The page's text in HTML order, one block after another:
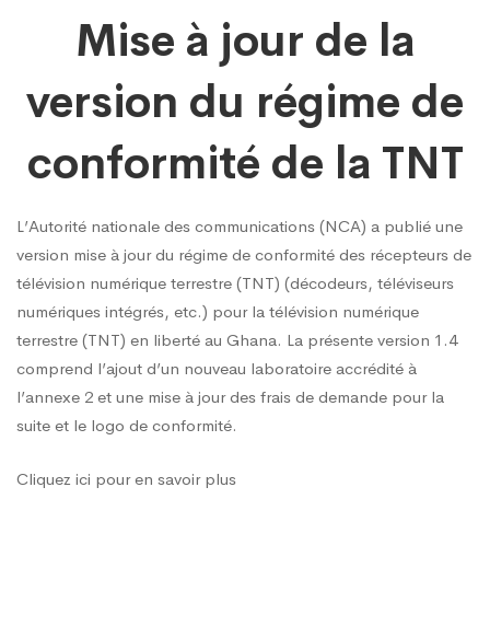
à
jour
de
la
version
du
Mise à jour de la
version du régime de
conformité de la TNT
L’Autorité nationale des communications (NCA) a publié une
version mise à jour du régime de conformité des récepteurs de
télévision numérique terrestre (TNT) (décodeurs, téléviseurs
numériques intégrés, etc.) pour la télévision numérique
terrestre (TNT) en liberté au Ghana. La présente version 1.4
comprend l’ajout d’un nouveau laboratoire accrédité à
l’annexe 2 et une mise à jour des frais de demande pour la
suite et le logo de conformité.
Cliquez ici pour en savoir plus